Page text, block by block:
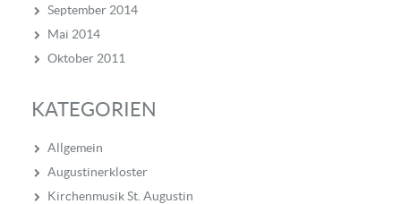
September 2014
Mai 2014
Oktober 2011
KATEGORIEN
Allgemein
Augustinerkloster
Kirchenmusik St. Augustin